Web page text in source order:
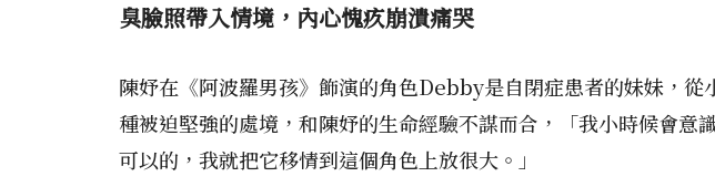
臭臉照帶入情境，內心愧疚崩潰痛哭
陳妤在《阿波羅男孩》飾演的角色Debby是自閉症患者的妹妹，
種被迫堅強的處境，和陳妤的生命經驗不謀而合，「我小時候會
可以的，我就把它移情到這個角色上放很大。」